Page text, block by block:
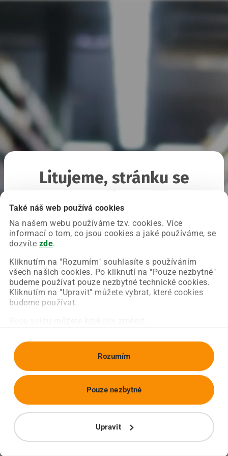
Také náš web používá cookies
Na našem webu používáme tzv. cookies. Více
informací o tom, co jsou cookies a jaké používáme, se
dozvíte zde.
Kliknutím na "Rozumím" souhlasíte s používáním
všech našich cookies. Po kliknutí na "Pouze nezbytné"
budeme používat pouze nezbytné technické cookies.
Kliknutím na "Upravit" můžete vybrat, které cookies
budeme používat.
Rozumím
Upravit
Pouze nezbytné
Litujeme, stránku se
Chyba nastala na naší straně a už ji opravujeme.
Zkuste prosím znovu načíst požadovanou stránku.
Obnovit stránku Úvodní strana